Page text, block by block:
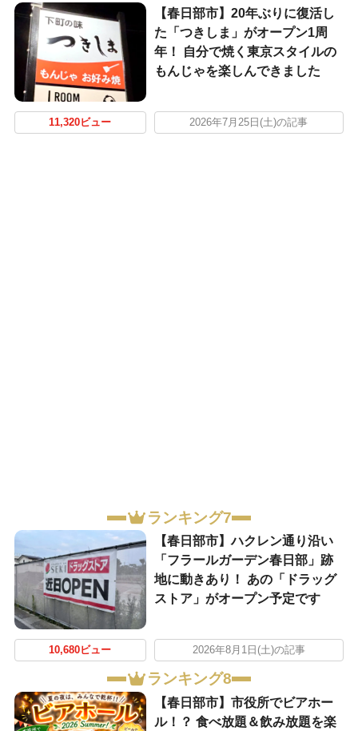
【春日部市】20年ぶりに復活し
た「つきしま」がオープン1周
年！ 自分で焼く東京スタイルの
もんじゃを楽しんできました
11,320ビュー 2026年7月25日(土)の記事
ランキング7
【春日部市】ハクレン通り沿い
「フラールガーデン春日部」跡
地に動きあり！ あの「ドラッグ
ストア」がオープン予定です
10,680ビュー 2026年8月1日(土)の記事
ランキング8
【春日部市】市役所でビアホー
ル！？ 食べ放題＆飲み放題を楽